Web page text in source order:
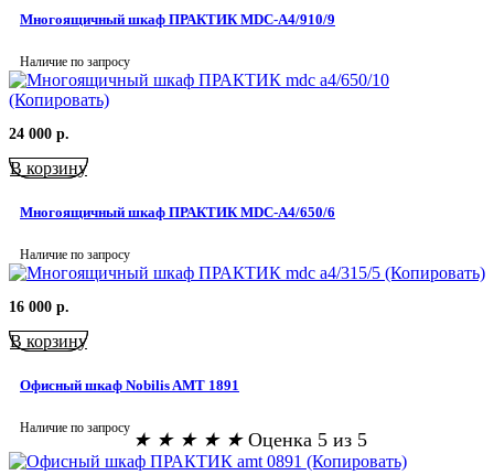
Многоящичный шкаф ПРАКТИК MDC-A4/910/9
Наличие по запросу
24 000 р.
В корзину
Многоящичный шкаф ПРАКТИК MDC-A4/650/6
Наличие по запросу
16 000 р.
В корзину
Офисный шкаф Nobilis AMT 1891
Наличие по запросу
★ ★ ★ ★ ★ Оценка 5 из 5